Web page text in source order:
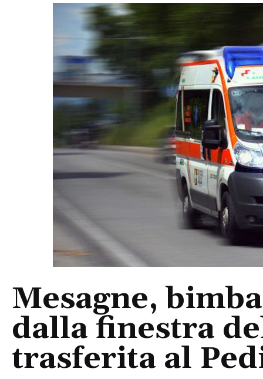
Mesagne,
dalla finestra
trasferita al